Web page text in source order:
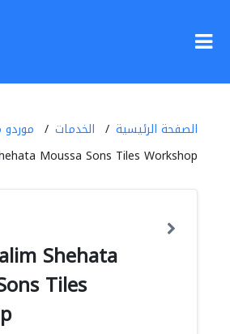
الصفحة الرئيسية الخدمات
موردو
Moussa Sons Tiles Workshop
Shehata
Tiles